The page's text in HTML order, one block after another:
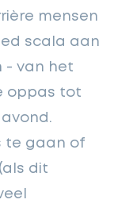
mensen
scala aan
- van het
oppas tot
te gaan of
(als dit